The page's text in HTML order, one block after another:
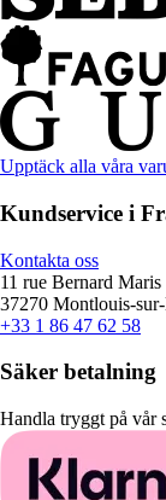
Upptäck alla våra
Kundservice i
Kontakta oss
11 rue Bernard Maris
37270 Montlouis-
+33 1 86 47 62 58
Säker betalning
Handla tryggt på vår